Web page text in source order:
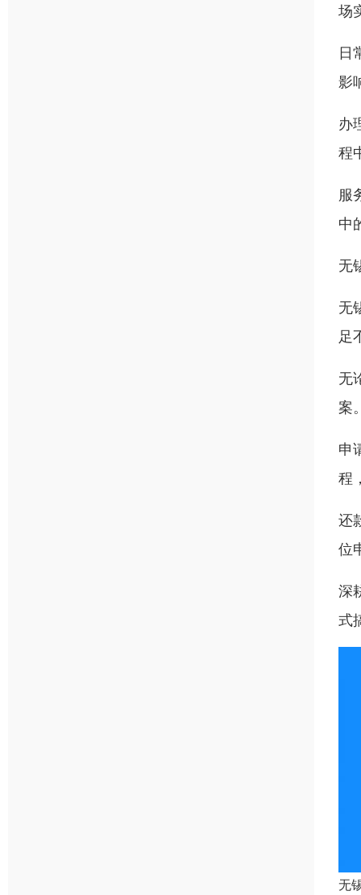
场
日
影
办
程
服
中
无
无
足
无
案
申
程
还
位
深
式
无